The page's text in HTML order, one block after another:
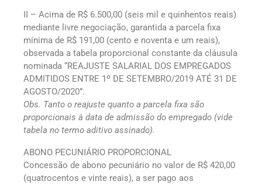
II – Acima de R$ 6.500,00 (seis mil e quinhentos reais)
mediante livre negociação, garantida a parcela fixa
mínima de R$ 191,00 (cento e noventa e um reais),
observada a tabela proporcional constante da cláusula
nominada “REAJUSTE SALARIAL DOS EMPREGADOS
ADMITIDOS ENTRE 1º DE SETEMBRO/2019 ATÉ 31 DE
AGOSTO/2020”.
Obs. Tanto o reajuste quanto a parcela fixa são
proporcionais à data de admissão do empregado (vide
tabela no termo aditivo assinado).
ABONO PECUNIÁRIO PROPORCIONAL
Concessão de abono pecuniário no valor de R$ 420,00
(quatrocentos e vinte reais), a ser pago aos